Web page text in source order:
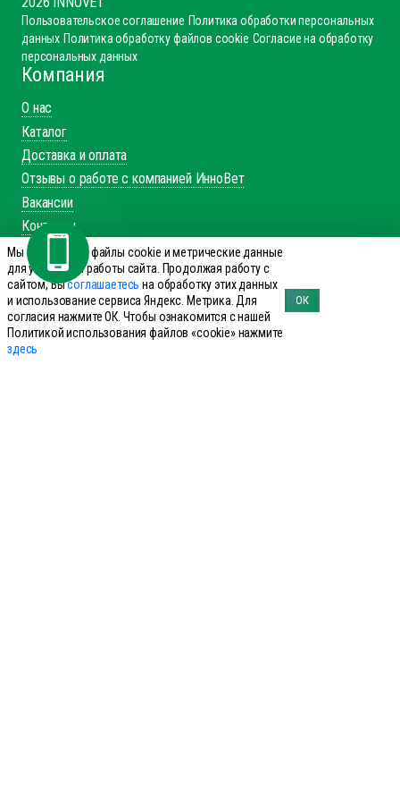
Пользовательское соглашение Политика обработки персональных
данных Политика обработку файлов cookie Согласие на обработку
персональных данных
Компания
О нас
Каталог
Доставка и оплата
Отзывы о работе с компанией ИнноВет
Вакансии
Контакты
Каталог
Препараты для КРС
Препараты для лошадей
Препараты для свиней
Препараты для МРС
Мы используем файлы cookie и метрические данные
для улучшения работы сайта. Продолжая работу с
сайтом, Высоглашаетесь на обработку этих данных
и использование сервиса Яндекс. Метрика. Для
согласия нажмите ОК. Чтобы ознакомится с нашей
Политикой использования файлов «cookie» нажмите
здесь
ОК